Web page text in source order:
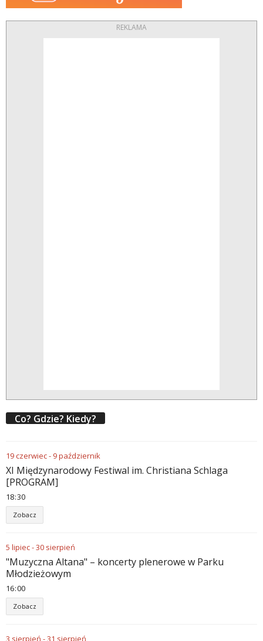
REKLAMA
Co? Gdzie? Kiedy?
19czerwiec- 9październik
XI Międzynarodowy Festiwal im. Christiana Schlaga
[PROGRAM]
18:30
Zobacz
5 lipiec-30 sierpień
"Muzyczna Altana" – koncerty plenerowe w Parku
Młodzieżowym
16:00
Zobacz
3 sierpień -31 sierpień